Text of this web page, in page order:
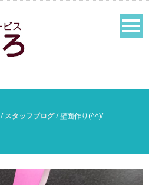
/ スタッフブログ/壁面作り(^^)/